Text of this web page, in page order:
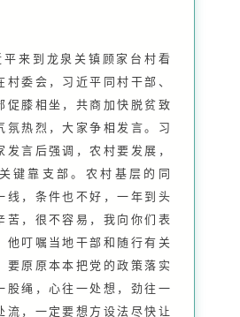
平来到龙泉关镇顾家台村看
村委会，习近平同村干部、
促膝相坐，共商加快脱贫致
氛热烈，大家争相发言。习
发言后强调，农村要发展，
键靠支部。农村基层的同
线，条件也不好，一年到头
苦，很不容易，我向你们表
他叮嘱当地干部和随行有关
要原原本本把党的政策落实
股绳，心往一处想，劲往一
流，一定要想方设法尽快让